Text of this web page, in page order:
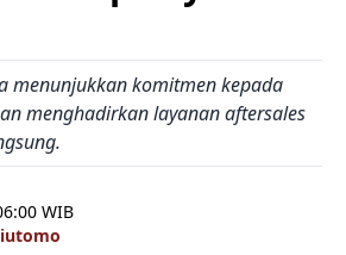
menunjukkan komitmen kepada
menghadirkan layanan aftersales
WIB